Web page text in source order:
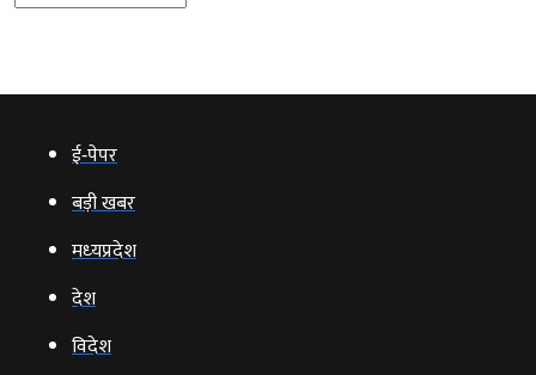
ई‑पेपर
बड़ी खबर
मध्‍यप्रदेश
देश
विदेश